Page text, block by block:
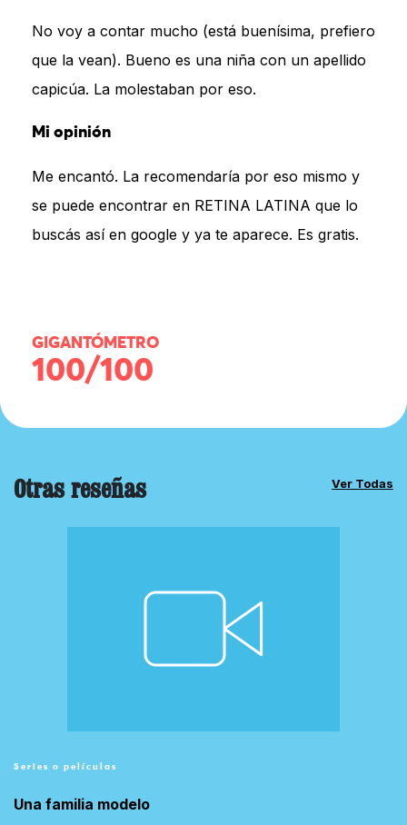
No voy a contar mucho (está buenísima, prefiero
que la vean). Bueno es una niña con un apellido
capicúa. La molestaban por eso.
Mi opinión
Me encantó. La recomendaría por eso mismo y
se puede encontrar en RETINA LATINA que lo
buscás así en google y ya te aparece. Es gratis.
GIGANTÓMETRO
100/100
Otras reseñas Ver Todas
Series o películas
Una familia modelo